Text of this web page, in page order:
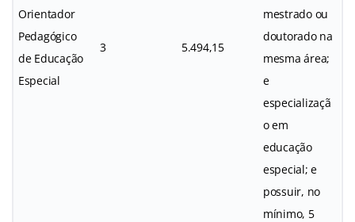
Orientador
Pedagógico
de Educação
Especial
3 5.494,15
mestrado ou
doutorado na
mesma área;
e
especializaçã
o em
educação
especial; e
possuir, no
mínimo, 5